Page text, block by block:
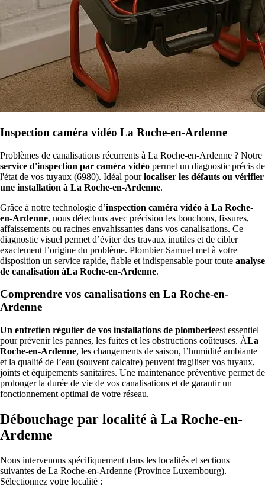
Inspection caméra vidéo La Roche-en-Ardenne
Problèmes de canalisations récurrents à La Roche-en-Ardenne ? Notre
service d'inspection par caméra vidéo permet un diagnostic précis de
l'état de vos tuyaux (6980). Idéal pourlocaliser les défauts ou vérifier
une installation à La Roche-en-Ardenne.
Grâce à notre technologie d’inspection caméra vidéo à La Roche-
en-Ardenne, nous détectons avec précision les bouchons, fissures,
affaissements ou racines envahissantes dans vos canalisations. Ce
diagnostic visuel permet d’éviter des travaux inutiles et de cibler
exactement l’origine du problème. Plombier Samuel met à votre
disposition un service rapide, fiable et indispensable pour toute analyse
de canalisation àLa Roche-en-Ardenne.
Comprendre vos canalisations en La Roche-en-
Ardenne
Un entretien régulier de vos installations de plomberieest essentiel
pour prévenir les pannes, les fuites et les obstructions coûteuses. ÀLa
Roche-en-Ardenne, les changements de saison, l’humidité ambiante
et la qualité de l’eau (souvent calcaire) peuvent fragiliser vos tuyaux,
joints et équipements sanitaires. Une maintenance préventive permet de
prolonger la durée de vie de vos canalisations et de garantir un
fonctionnement optimal de votre réseau.
Débouchage par localité à La Roche-en-
Ardenne
Nous intervenons spécifiquement dans les localités et sections
suivantes de La Roche-en-Ardenne (Province Luxembourg).
Sélectionnez votre localité :